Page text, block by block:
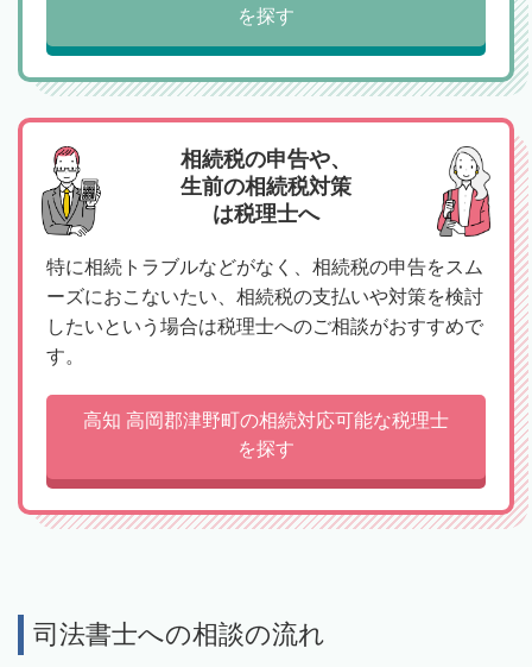
を探す
相続税の申告や、
生前の相続税対策
は税理士へ
特に相続トラブルなどがなく、相続税の申告をスム
ーズにおこないたい、相続税の支払いや対策を検討
したいという場合は税理士へのご相談がおすすめで
す。
高知 高岡郡津野町の相続対応可能な税理士
を探す
司法書士への相談の流れ